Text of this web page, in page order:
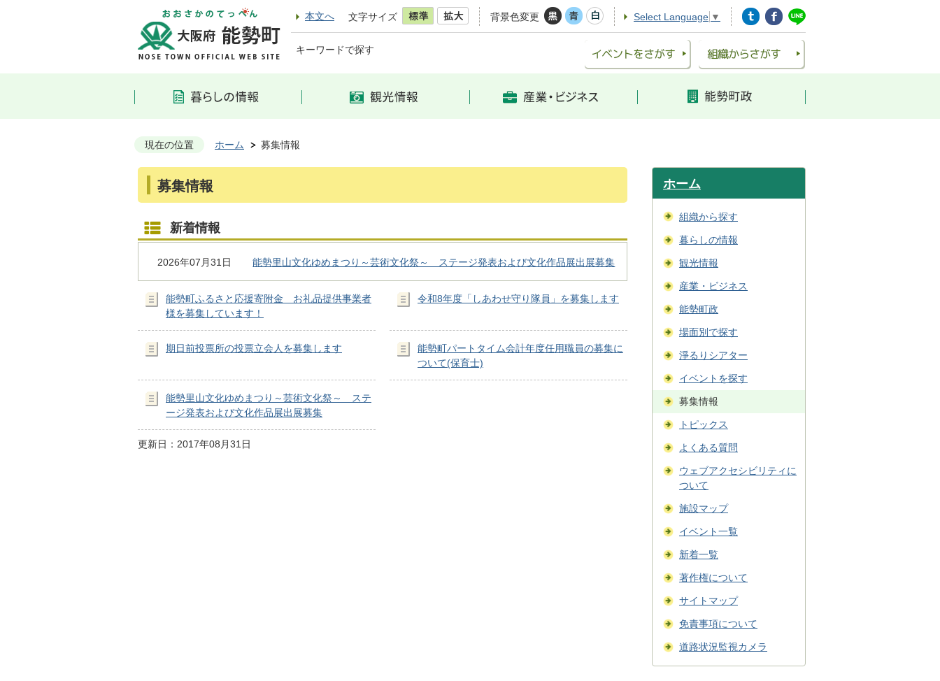
本文へ 文字サイズ 背景色変更 Select Language ▼
キーワードで探す
現在の位置 ホーム 募集情報
募集情報
新着情報
2026年07月31日 能勢里山文化ゆめまつり～芸術文化祭～ ステージ発表および文化作品展出展募集
能勢町ふるさと応援寄附金 お礼品提供事業者
様を募集しています！
令和8年度「しあわせ守り隊員」を募集します
期日前投票所の投票立会人を募集します
能勢町パートタイム会計年度任用職員の募集に
ついて(保育士)
能勢里山文化ゆめまつり～芸術文化祭～ ステ
ージ発表および文化作品展出展募集
更新日：2017年08月31日
ホーム
組織から探す
暮らしの情報
観光情報
産業・ビジネス
能勢町政
場面別で探す
淨るりシアター
イベントを探す
募集情報
トピックス
よくある質問
ウェブアクセシビリティに
ついて
施設マップ
イベント一覧
新着一覧
著作権について
サイトマップ
免責事項について
道路状況監視カメラ